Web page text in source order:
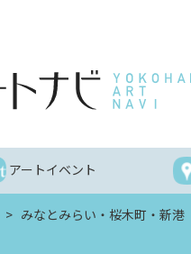
アートイベント
みなとみらい・桜木町・新港